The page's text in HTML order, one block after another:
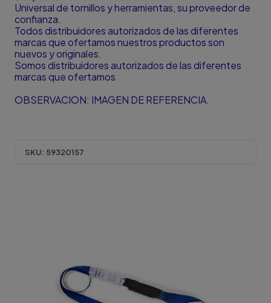
Universal de tornillos y herramientas, su proveedor de
confianza.
Todos distribuidores autorizados de las diferentes
marcas que ofertamos nuestros productos son
nuevos y originales.
Somos distribuidores autorizados de las diferentes
marcas que ofertamos
OBSERVACION: IMAGEN DE REFERENCIA.
SKU: 59320157